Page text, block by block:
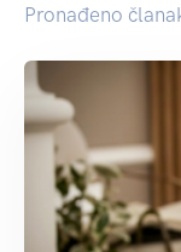
Pronađeno